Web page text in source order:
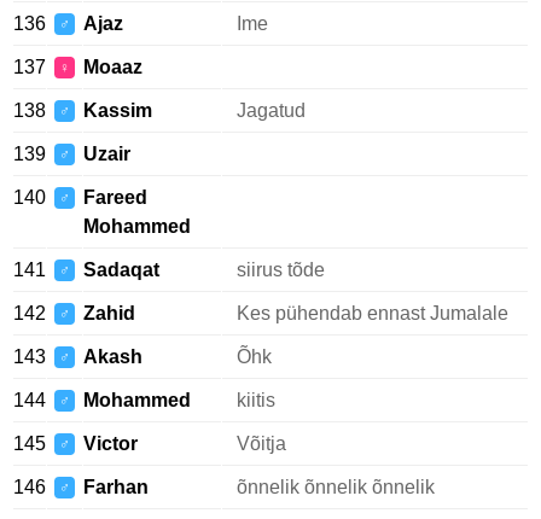
136 ♂ Ajaz Ime
137 ♀ Moaaz
138 ♂ Kassim Jagatud
139 ♂ Uzair
140 ♂
Fareed
Mohammed
141 ♂ Sadaqat siirus tõde
142 ♂ Zahid Kes pühendab ennast Jumalale
143 ♂ Akash Õhk
144 ♂ Mohammed kiitis
145 ♂ Victor Võitja
146 ♂ Farhan õnnelik õnnelik õnnelik